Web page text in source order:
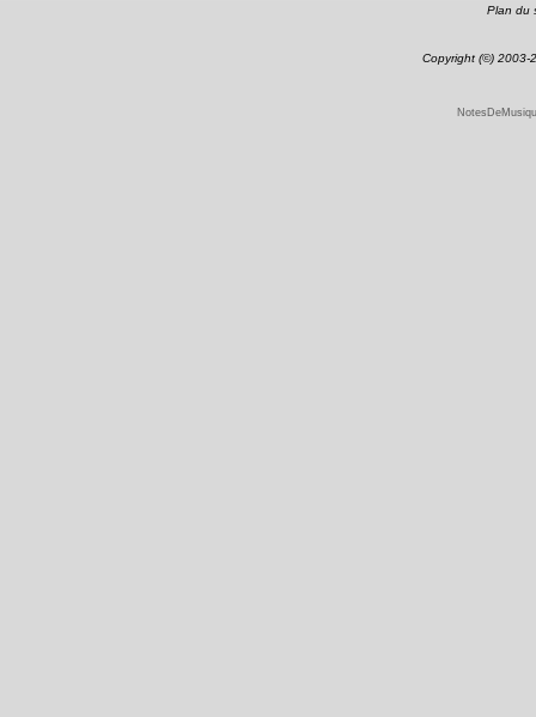
Plan du
Copyright (©) 2003-